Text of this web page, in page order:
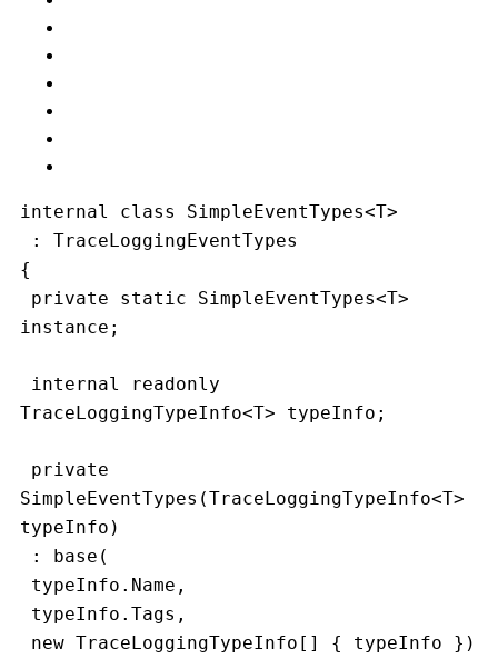
internal class SimpleEventTypes<T>
: TraceLoggingEventTypes
{
instance;
TraceLoggingTypeInfo<T> typeInfo;
SimpleEventTypes(TraceLoggingTypeInfo<T>
typeInfo)
: base(
typeInfo.Name,
typeInfo.Tags,
new TraceLoggingTypeInfo[] { typeInfo })